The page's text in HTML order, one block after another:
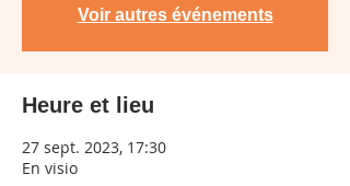
Voir autres événements
Heure et lieu
27 sept. 2023, 17:30
En visio